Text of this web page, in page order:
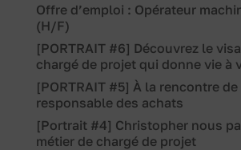
Offre d’emploi : Opérateur
(H/F)
[PORTRAIT #6] Découvrez le
chargé de projet qui donne vie à
[PORTRAIT #5] À la rencontre de
responsable des achats
[Portrait #4] Christopher nous
métier de chargé de projet